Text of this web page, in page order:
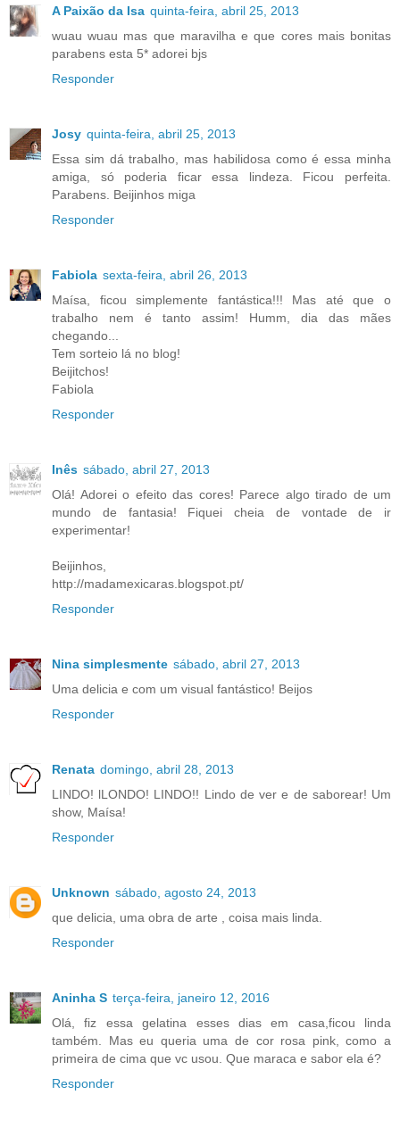
A Paixão da Isa quinta-feira, abril 25, 2013
wuau wuau mas que maravilha e que cores mais bonitas
parabens esta 5* adorei bjs
Responder
Josy quinta-feira, abril 25, 2013
Essa sim dá trabalho, mas habilidosa como é essa minha
amiga, só poderia ficar essa lindeza. Ficou perfeita.
Parabens. Beijinhos miga
Responder
Fabiola sexta-feira, abril 26, 2013
Maísa, ficou simplemente fantástica!!! Mas até que o
trabalho nem é tanto assim! Humm, dia das mães
chegando...
Tem sorteio lá no blog!
Beijitchos!
Fabiola
Responder
Inês sábado, abril 27, 2013
Olá! Adorei o efeito das cores! Parece algo tirado de um
mundo de fantasia! Fiquei cheia de vontade de ir
experimentar!
Beijinhos,
http://madamexicaras.blogspot.pt/
Responder
Nina simplesmente sábado, abril 27, 2013
Uma delicia e com um visual fantástico! Beijos
Responder
Renata domingo, abril 28, 2013
LINDO! lLONDO! LINDO!! Lindo de ver e de saborear! Um
show, Maísa!
Responder
Unknown sábado, agosto 24, 2013
que delicia, uma obra de arte , coisa mais linda.
Responder
Aninha S terça-feira, janeiro 12, 2016
Olá, fiz essa gelatina esses dias em casa,ficou linda
também. Mas eu queria uma de cor rosa pink, como a
primeira de cima que vc usou. Que maraca e sabor ela é?
Responder